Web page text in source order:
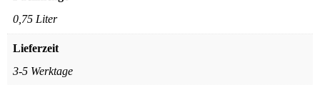
0,75 Liter
Lieferzeit
3-5 Werktage